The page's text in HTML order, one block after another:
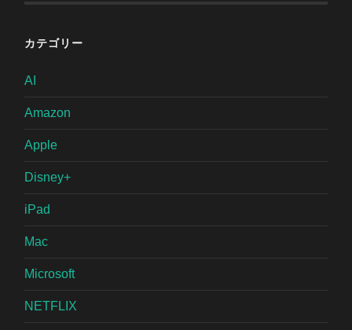
カテゴリー
AI
Amazon
Apple
Disney+
iPad
Mac
Microsoft
NETFLIX